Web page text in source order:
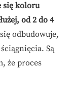
się koloru
od 2 do 4
odbudowuje,
Są
że proces